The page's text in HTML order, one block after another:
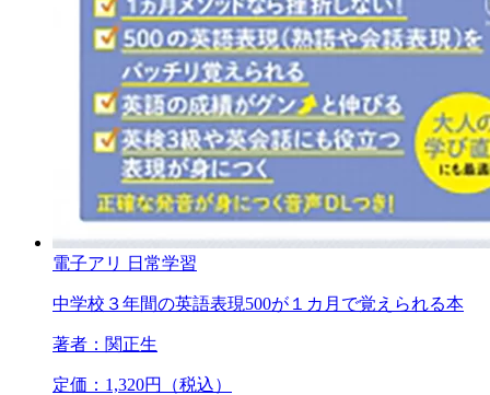
電子アリ 日常学習
中学校３年間の英語表現500が１カ月で覚えられる本
著者：関正生
定価：1,320円（税込）